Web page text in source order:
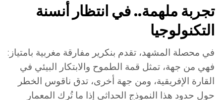
تجربة ملهمة.. في انتظار أنسنة
التكنولوجيا
في محصلة المشهد، تقدم بنكرير مفارقة مغربية بامتياز:
فهي من جهة، تمثل قمة الطموح والابتكار البيئي في
القارة الإفريقية، ومن جهة أخرى، تدق ناقوس الخطر
حول حدود هذا النموذج الحداثي إذا ما تُرِك المعمار